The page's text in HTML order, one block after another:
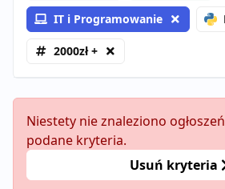
IT i Programowanie
2000zł +
Niestety nie znaleziono
podane kryteria.
Usuń kryteria